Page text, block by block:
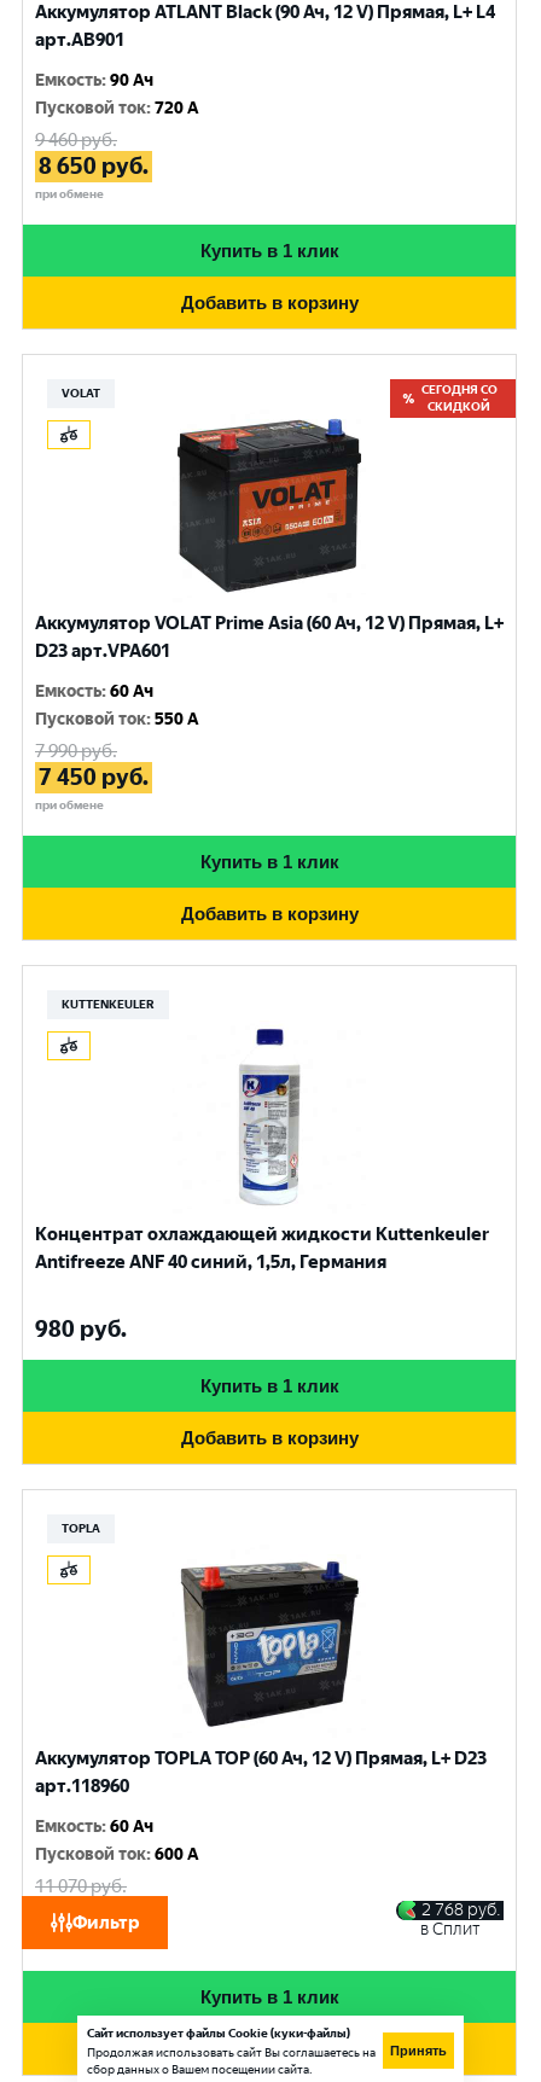
Фильтр
Аккумулятор ATLANT Black (90 Ач, 12 V) Прямая, L+ L4
арт.AB901
Емкость:90 Ач
Пусковой ток:720 A
9 460руб.
8 650 руб.
при обмене
Купить в 1 клик
Добавить в корзину
VOLAT
СЕГОДНЯ СО
СКИДКОЙ
Аккумулятор VOLAT Prime Asia (60 Ач, 12 V) Прямая, L+
D23 арт.VPA601
Емкость:60 Ач
Пусковой ток:550 A
7 990руб.
7 450 руб.
при обмене
Купить в 1 клик
Добавить в корзину
KUTTENKEULER
Концентрат охлаждающей жидкости Kuttenkeuler
Antifreeze ANF 40 синий, 1,5л, Германия
980 руб.
Купить в 1 клик
Добавить в корзину
TOPLA
Аккумулятор TOPLA TOP (60 Ач, 12 V) Прямая, L+ D23
арт.118960
Емкость:60 Ач
Пусковой ток:600 A
11 070руб.
10 530руб. 2 768 руб.
в Сплит
Купить в 1 клик
Добавить в корзину
Сайт использует файлы Cookie (куки-файлы)
Продолжая использовать сайт Вы соглашаетесь на
сбор данных о Вашем посещении сайта.
Принять